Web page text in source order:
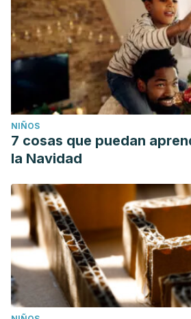
NIÑOS
7 cosas que puedan
la Navidad